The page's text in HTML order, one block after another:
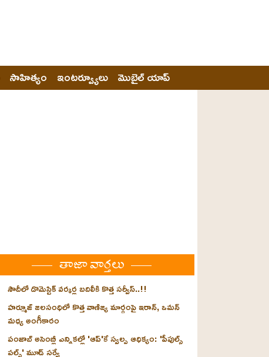
సాహిత్యం ఇంటర్వ్యూలు మొబైల్ యాప్
తాజా వార్తలు
సౌదీలో డొమెస్టిక్ వర్కర్ల బదిలీకి కొత్త సర్వీస్..!!
హర్మూజ్ జలసంధిలో కొత్త వాణిజ్య మార్గంపై ఇరాన్, ఒమన్
మధ్య అంగీకారం
పంజాబ్ అసెంబ్లీ ఎన్నికల్లో 'ఆప్'కే స్వల్ప ఆధిక్యం: 'పీపుల్స్
పల్స్' మూడ్ సర్వే